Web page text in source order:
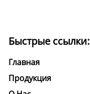
Быстрые ссылки:
Главная
Продукция